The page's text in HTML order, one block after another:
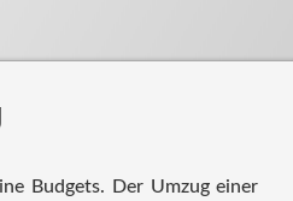
Budgets. Der Umzug einer